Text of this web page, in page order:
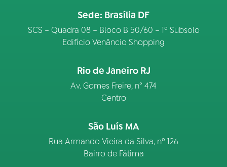
Sede: Brasília DF
SCS – Quadra 08 – Bloco B 50/60 – 1º Subsolo
Edifício Venâncio Shopping
Rio de Janeiro RJ
Av. Gomes Freire, n° 474
Centro
São Luís MA
Rua Armando Vieira da Silva, nº 126
Bairro de Fátima